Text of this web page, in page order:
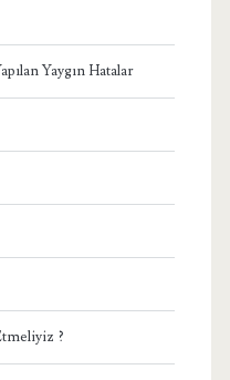
Yaygın Hatalar
?